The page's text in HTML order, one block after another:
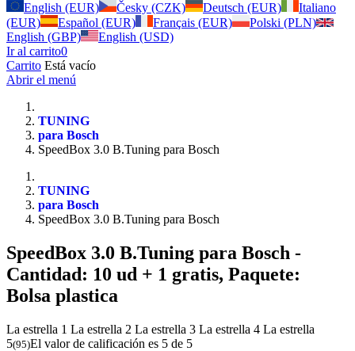
English (EUR)
Česky (CZK) Deutsch (EUR)
Italiano
(EUR)
Español (EUR) Français (EUR)
Polski (PLN)
English (GBP)
English (USD)
Ir al carrito0
Carrito Está vacío
Abrir el menú
TUNING
para Bosch
SpeedBox 3.0 B.Tuning para Bosch
TUNING
para Bosch
SpeedBox 3.0 B.Tuning para Bosch
SpeedBox 3.0 B.Tuning para Bosch -
Cantidad: 10 ud + 1 gratis, Paquete:
Bolsa plastica
La estrella 1 La estrella 2 La estrella 3 La estrella 4 La estrella
5(95)El valor de calificación es 5 de 5